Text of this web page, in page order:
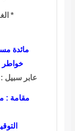
*
مائدة
خواطر
عابر سبيل
مقامة :